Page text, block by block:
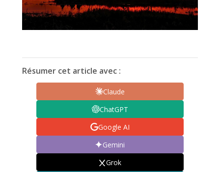
Résumer cet article avec :
Claude
ChatGPT
Google AI
Gemini
Grok